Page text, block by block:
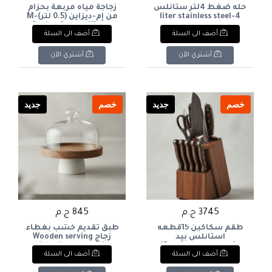
حله ضغط 4لتر ستانلس
4-liter stainless steel
pressure cooker
أضف الى السلة
أشتري الآن
زجاجة مياه مربعة بحزام
من إم-ديزاين (0.5 لتر)M-
Design Square Water
Bottle with Strap (0.5L
أضف الى السلة
أشتري الآن
خصم جديد
3745 ج.م
طقم سكاكين 15قطعه
استانلس بيد
piece stainless steel
knife set with wooden
أضف الى السلة
خصم جديد
845 ج.م
طبق تقديم خشب بغطاء
زجاج Wooden serving
dish with a glass lid
أضف الى السلة